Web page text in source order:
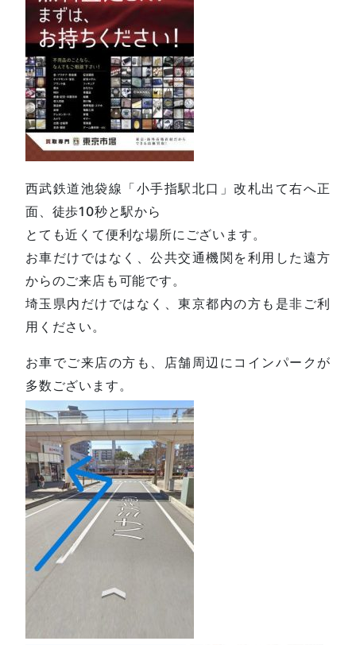
西武鉄道池袋線「小手指駅北口」改札出て右へ正
面、徒歩10秒と駅から
とても近くて便利な場所にございます。
お車だけではなく、公共交通機関を利用した遠方
からのご来店も可能です。
埼玉県内だけではなく、東京都内の方も是非ご利
用ください。
お車でご来店の方も、店舗周辺にコインパークが
多数ございます。